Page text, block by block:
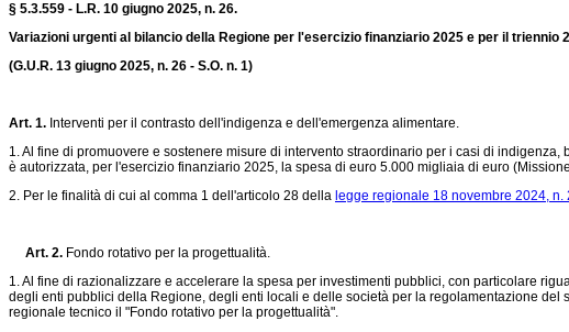
§ 5.3.559 - L.R. 10 giugno 2025, n. 26.
Variazioni urgenti al bilancio della Regione per l'esercizio finanziario 2025 e per il triennio
(G.U.R. 13 giugno 2025, n. 26 - S.O. n. 1)
Art. 1. Interventi per il contrasto dell'indigenza e dell'emergenza alimentare.
1. Al fine di promuovere e sostenere misure di intervento straordinario per i casi di
è autorizzata, per l'esercizio finanziario 2025, la spesa di euro 5.000 migliaia di euro
2. Per le finalità di cui al comma 1 dell'articolo 28 della legge regionale 18 novembre 2024, n.
Art. 2. Fondo rotativo per la progettualità.
1. Al fine di razionalizzare e accelerare la spesa per investimenti pubblici, con particolare
degli enti pubblici della Regione, degli enti locali e delle società per la regolamentazione del
regionale tecnico il "Fondo rotativo per la progettualità".